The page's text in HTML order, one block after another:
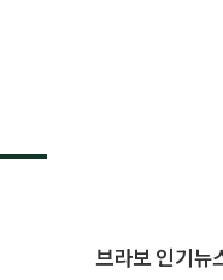
브라보 인기뉴